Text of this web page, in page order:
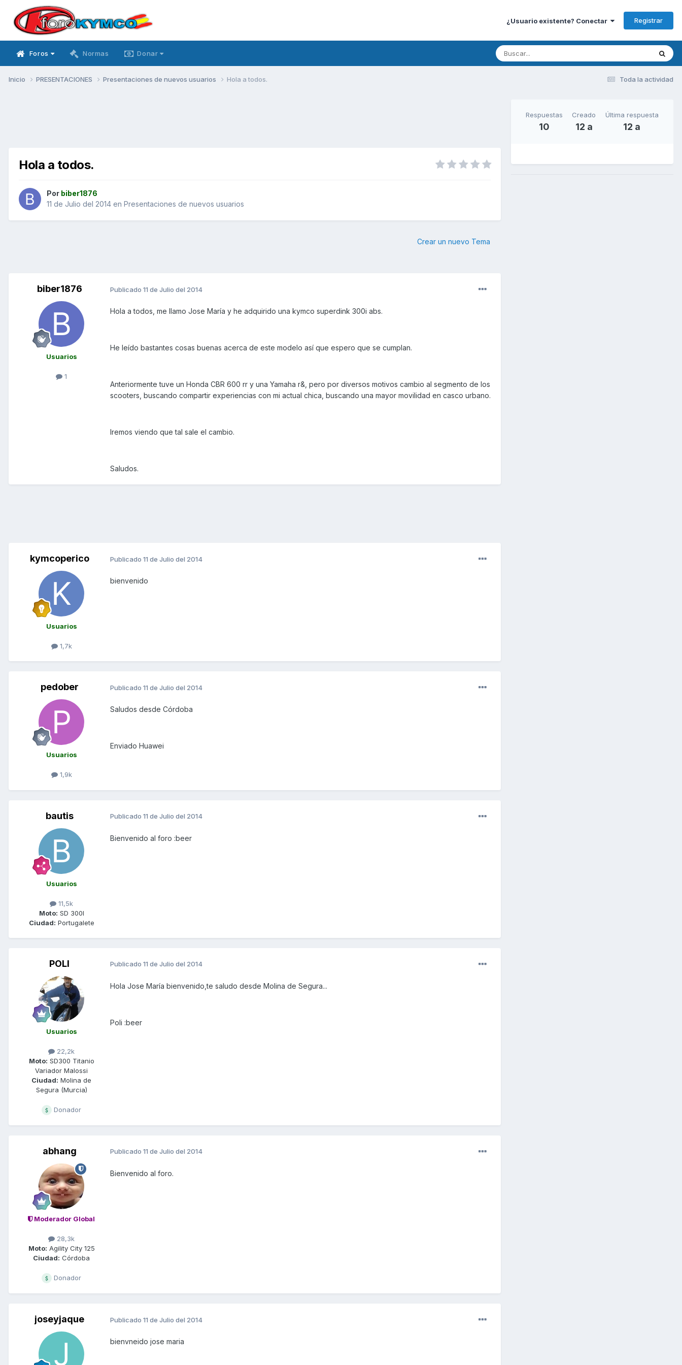
¿Usuario existente? Conectar Registrar
Foros Normas Donar
Toda la actividad
Inicio PRESENTACIONES Presentaciones de nuevos usuarios Hola a todos.
Hola a todos.
Por biber1876
11 de Julio del 2014 en Presentaciones de nuevos usuarios
Crear un nuevo Tema
biber1876
Usuarios
1
Publicado 11 de Julio del 2014
Hola a todos, me llamo Jose María y he adquirido una kymco superdink 300i abs.
He leído bastantes cosas buenas acerca de este modelo así que espero que se cumplan.
Anteriormente tuve un Honda CBR 600 rr y una Yamaha r&, pero por diversos motivos cambio al segmento de los
scooters, buscando compartir experiencias con mi actual chica, buscando una mayor movilidad en casco urbano.
Iremos viendo que tal sale el cambio.
Saludos.
kymcoperico
Usuarios
1,7k
Publicado 11 de Julio del 2014
bienvenido
pedober
Usuarios
1,9k
Publicado 11 de Julio del 2014
Saludos desde Córdoba
Enviado Huawei
bautis
Usuarios
11,5k
Moto: SD 300I
Ciudad: Portugalete
Publicado 11 de Julio del 2014
Bienvenido al foro :beer
POLI
Usuarios
22,2k
Moto: SD300 Titanio
Variador Malossi
Ciudad: Molina de
Segura (Murcia)
Donador
Publicado 11 de Julio del 2014
Hola Jose María bienvenido,te saludo desde Molina de Segura...
Poli :beer
abhang
Moderador Global
28,3k
Moto: Agility City 125
Ciudad: Córdoba
Donador
Publicado 11 de Julio del 2014
Bienvenido al foro.
joseyjaque Publicado 11 de Julio del 2014
bienvneido jose maria
Respuestas
10
Creado
12 a
Última respuesta
12 a